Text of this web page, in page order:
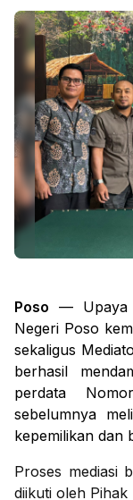
Poso — Upaya
Negeri Poso
sekaligus
berhasil
perdata
sebelumnya
kepemilikan dan
Proses mediasi
diikuti oleh